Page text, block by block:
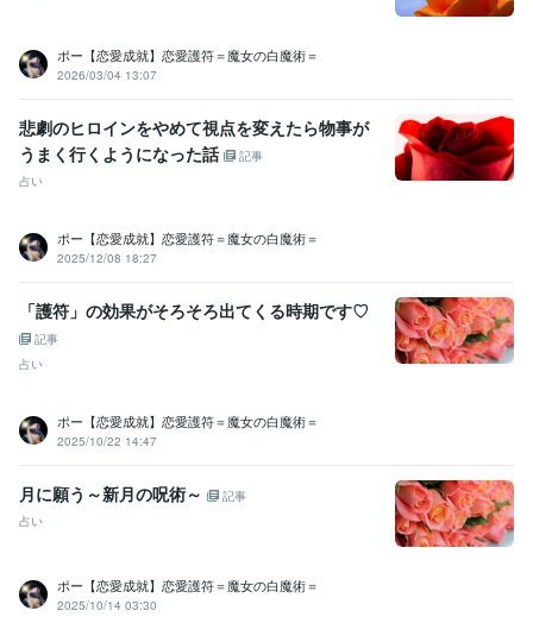
2023年2月ココナラプラチナランク昇格／デビュー後18日目 ココナ
ラブログ２００記事執筆 ココナラコラム６記事執筆
九星気学鑑定士 取得年 : 2015年
占い・スピリチュアル 霊視 霊感タロット チャネリング
祈祷・祈願
エネルギーワーク
悩み相談・カウンセリング
語学力
英語 日常会話レベル
ポー【恋愛成就】恋愛護符＝魔女の白魔術＝
2026/03/04 13:07
悲劇のヒロインをやめて視点を変えたら物事が
うまく行くようになった話
記事
占い
ポー【恋愛成就】恋愛護符＝魔女の白魔術＝
2025/12/08 18:27
「護符」の効果がそろそろ出てくる時期です♡
記事
占い
ポー【恋愛成就】恋愛護符＝魔女の白魔術＝
2025/10/22 14:47
月に願う～新月の呪術～
記事
占い
ポー【恋愛成就】恋愛護符＝魔女の白魔術＝
2025/10/14 03:30